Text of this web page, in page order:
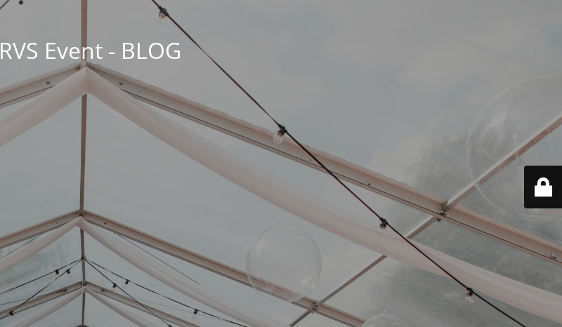
RVS Event - BLOG